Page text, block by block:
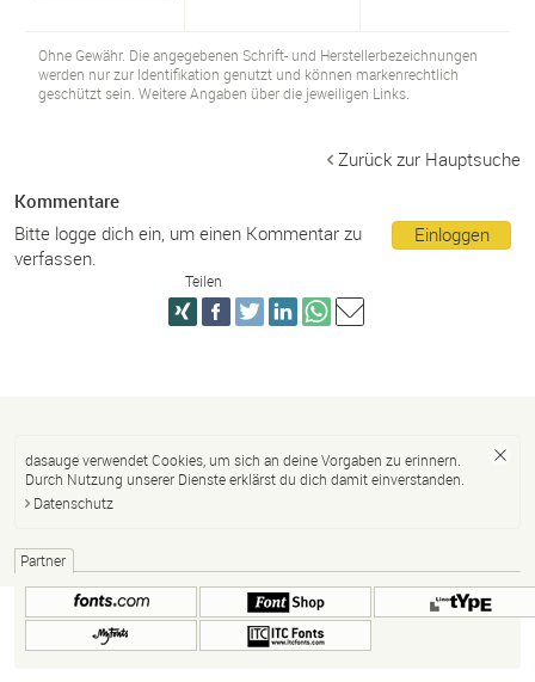
Ohne Gewähr. Die angegebenen Schrift- und Herstellerbezeichnungen
werden nur zur Identifikation genutzt und können markenrechtlich
geschützt sein. Weitere Angaben über die jeweiligen Links.
Zurück zur Hauptsuche
Kommentare
Einloggen
Bitte logge dich ein, um einen Kommentar zu
verfassen.
Teilen
dasauge verwendet Cookies, um sich an deine Vorgaben zu erinnern.
Durch Nutzung unserer Dienste erklärst du dich damit einverstanden.
Datenschutz
Partner